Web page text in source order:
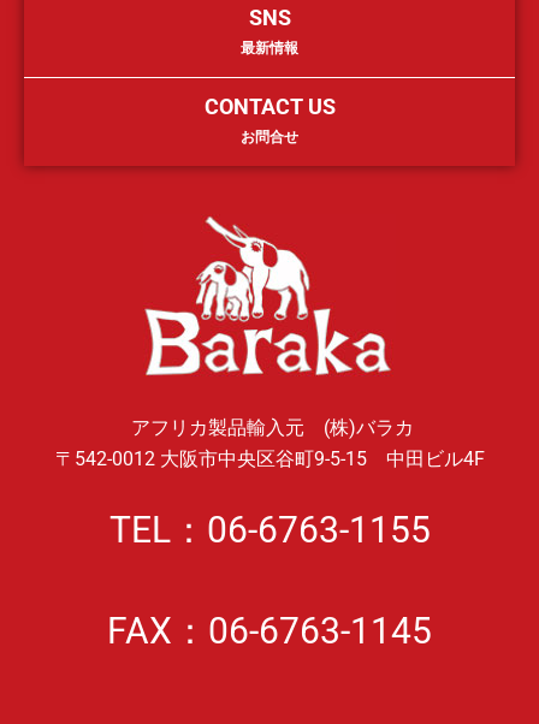
SNS
最新情報
CONTACT US
お問合せ
アフリカ製品輸入元 (株)バラカ
〒542-0012 大阪市中央区谷町9-5-15 中田ビル4F
TEL：06-6763-1155
FAX：06-6763-1145